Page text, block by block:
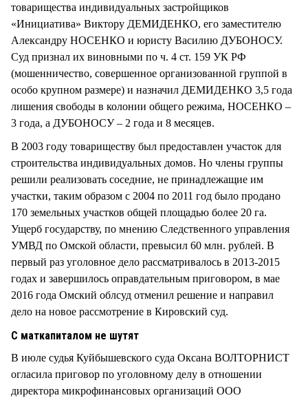
товарищества индивидуальных застройщиков
«Инициатива» Виктору ДЕМИДЕНКО, его заместителю
Александру НОСЕНКО и юристу Василию ДУБОНОСУ.
Суд признал их виновными по ч. 4 ст. 159 УК РФ
(мошенничество, совершенное организованной группой в
особо крупном размере) и назначил ДЕМИДЕНКО 3,5 года
лишения свободы в колонии общего режима, НОСЕНКО –
3 года, а ДУБОНОСУ – 2 года и 8 месяцев.
В 2003 году товариществу был предоставлен участок для
строительства индивидуальных домов. Но члены группы
решили реализовать соседние, не принадлежащие им
участки, таким образом с 2004 по 2011 год было продано
170 земельных участков общей площадью более 20 га.
Ущерб государству, по мнению Следственного управления
УМВД по Омской области, превысил 60 млн. рублей. В
первый раз уголовное дело рассматривалось в 2013-2015
годах и завершилось оправдательным приговором, в мае
2016 года Омский облсуд отменил решение и направил
дело на новое рассмотрение в Кировский суд.
С маткапиталом не шутят
В июле судья Куйбышевского суда Оксана ВОЛТОРНИСТ
огласила приговор по уголовному делу в отношении
директора микрофинансовых организаций ООО